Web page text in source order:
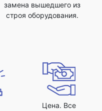
замена вышедшего из
строя оборудования.
Цена. Все